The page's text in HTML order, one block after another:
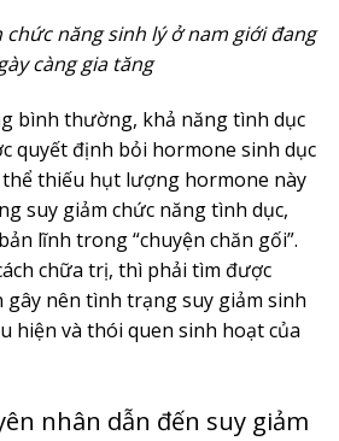
chức năng sinh lý ở nam giới đang
càng gia tăng
bình thường, khả năng tình dục
quyết định bỏi hormone sinh dục
thiếu hụt lượng hormone này
suy giảm chức năng tình dục,
lĩnh trong “chuyện chăn gối”.
chữa trị, thì phải tìm được
nên tình trạng suy giảm sinh
hiện và thói quen sinh hoạt của
nhân dẫn đến suy giảm